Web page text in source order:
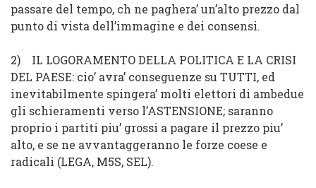
passare del tempo, ch ne paghera’ un’alto prezzo dal
punto di vista dell’immagine e dei consensi.
2)
IL LOGORAMENTO DELLA POLITICA E LA CRISI
DEL PAESE: cio’ avra’ conseguenze su TUTTI, ed
inevitabilmente spingera’ molti elettori di ambedue
gli schieramenti verso l’ASTENSIONE; saranno
proprio i partiti piu’ grossi a pagare il prezzo piu’
alto, e se ne avvantaggeranno le forze coese e
radicali (LEGA, M5S, SEL).